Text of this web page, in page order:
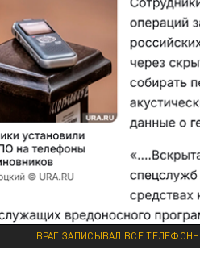
ВРАГ ЗАПИСЫВАЛ ВСЕ